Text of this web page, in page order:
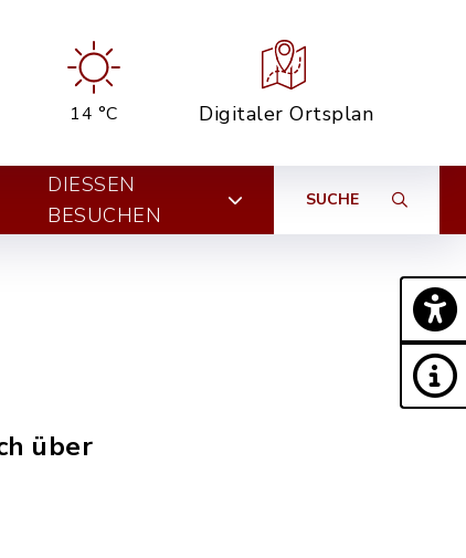
14 °C Digitaler Ortsplan
DIESSEN B
ESUCHEN
SUCHE
über